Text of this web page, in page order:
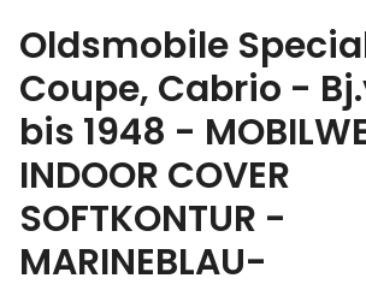
Oldsmobile
Coupe, Cabrio -
bis 1948 -
INDOOR COVER
SOFTKONTUR -
MARINEBLAU-